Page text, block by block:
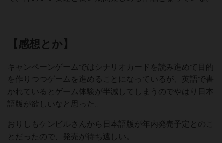
【感想とか】
キャンペーンゲームではシナリオカードを読み進めて目的
を作りつつゲームを進めることになっているが、英語で書
かれているとゲーム体験が半減してしまうのでやはり日本
語版が欲しいなと思った。
おりしもケンビルさんから日本語版が年内発売予定とのこ
とだったので、発売が待ち遠しい。